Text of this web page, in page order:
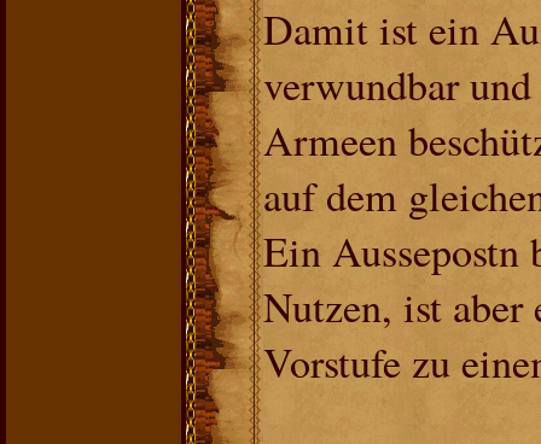
Damit ist ein
verwundbar
Armeen
auf dem
Ein Aussepostn
Nutzen, ist aber
Vorstufe zu